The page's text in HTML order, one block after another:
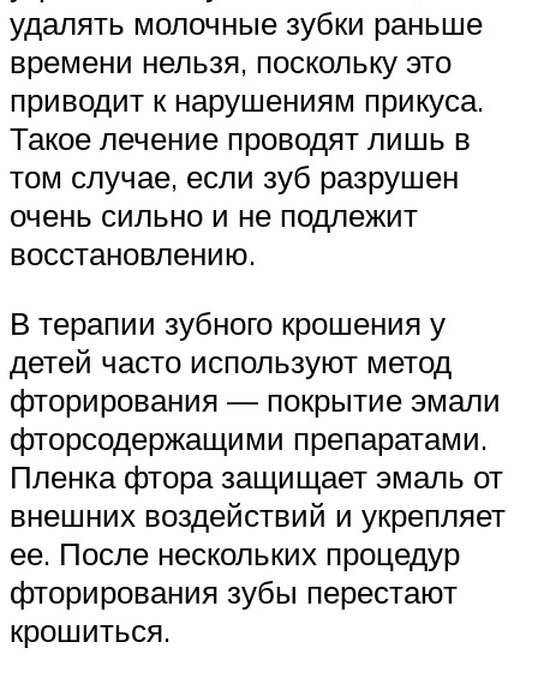
удалять молочные зубки раньше
времени нельзя, поскольку это
приводит к нарушениям прикуса.
Такое лечение проводят лишь в
том случае, если зуб разрушен
очень сильно и не подлежит
восстановлению.
В терапии зубного крошения у
детей часто используют метод
фторирования — покрытие эмали
фторсодержащими препаратами.
Пленка фтора защищает эмаль от
внешних воздействий и укрепляет
ее. После нескольких процедур
фторирования зубы перестают
крошиться.